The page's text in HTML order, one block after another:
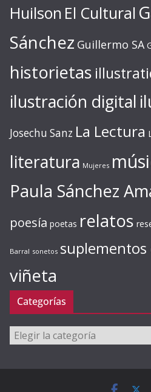
Huilson El Cultural
Sánchez Guillermo SA
historietas
ilustración digital
Josechu Sanz La Lectura
literatura Mujeres
Paula Sánchez
poesía poetas relatos
Barral sonetos
viñeta
Categorías
Categorías